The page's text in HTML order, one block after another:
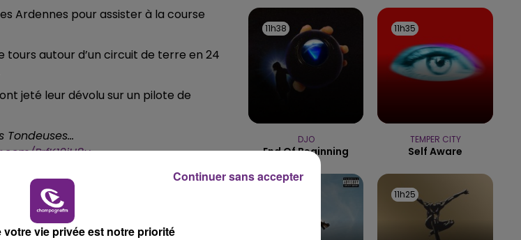
POP
15h00 - 19h00
LE CLUB CHAMPAGNE FM
Ardennes pour assister à la course
autour d’un circuit de terre en 24
jeté leur dévolu sur un pilote de
Tondeuses…
PrfK10jH8u
le pilote n'est pas gendarme lui-
11h38
11h38
DJO
End Of Beginning
11h35
11h35
TEMPER CITY
Self Aware
11h25
11h25
votre vie privée est notre priorité
Continuer sans accepter